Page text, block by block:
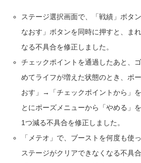
ステージ選択画面で、「戦績」ボタ
なおす」ボタンを同時に押すと、ま
なる不具合を修正しました。
チェックポイントを通過したあと、
めてライフが増えた状態のとき、ポ
おす」→「チェックポイントから」
とにポーズメニューから「やめる」
1つ減る不具合を修正しました。
「メテオ」で、ブーストを何度も使
ステージがクリアできなくなる不具